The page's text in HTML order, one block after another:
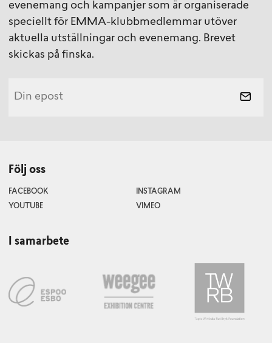
evenemang och kampanjer som är organiserade
speciellt för EMMA-klubbmedlemmar utöver
aktuella utställningar och evenemang. Brevet
skickas på finska.
Följ oss
FACEBOOK
INSTAGRAM
YOUTUBE
VIMEO
I samarbete